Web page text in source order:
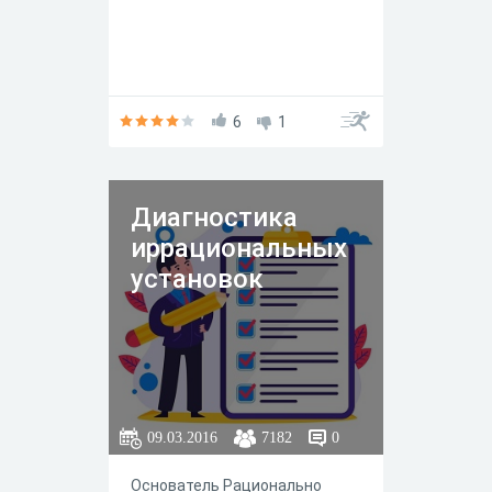
6 1
Диагностика
иррациональных
установок
09.03.2016 7182 0
Основатель Рационально